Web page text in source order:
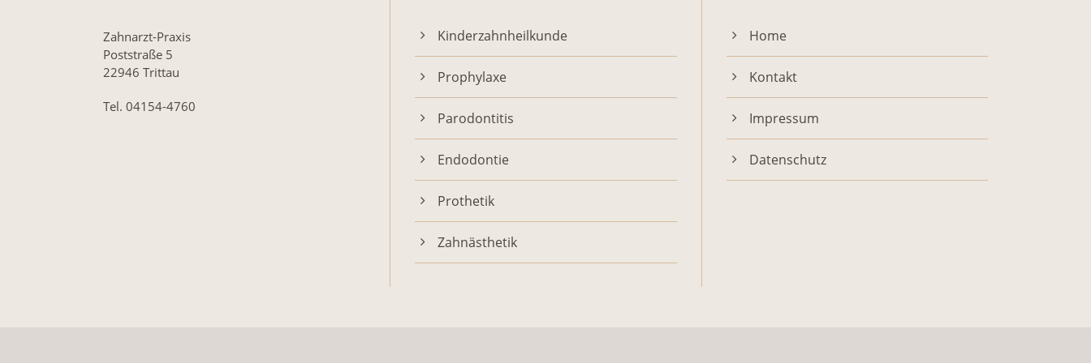
Zahnarzt-Praxis
Poststraße 5
22946 Trittau
Tel. 04154-4760
Kinderzahnheilkunde
Prophylaxe
Parodontitis
Endodontie
Prothetik
Zahnästhetik
Home
Kontakt
Impressum
Datenschutz